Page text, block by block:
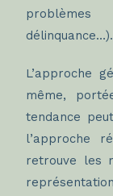
délinquance…).
L’approche
même,
tendance
l’approche
retrouve les